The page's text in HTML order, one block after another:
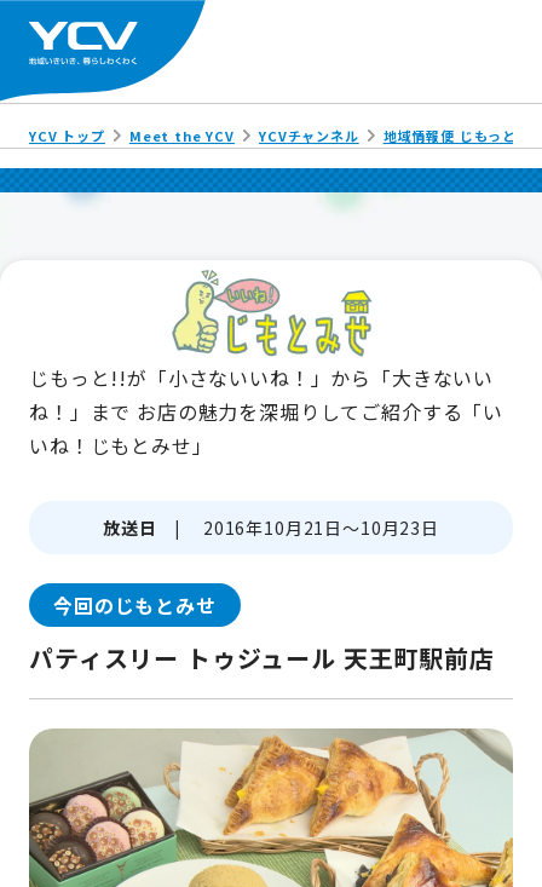
YCV トップ Meet the YCV YCVチャンネル 地域情報便 じもっと!!
じもっと!!が「小さないいね！」から「大きないい
ね！」まで お店の魅力を深堀りしてご紹介する「い
いね！じもとみせ」
放送日 | 2016年10月21日～10月23日
今回のじもとみせ
パティスリー トゥジュール 天王町駅前店